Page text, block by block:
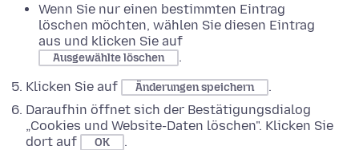
Wenn Sie nur einen bestimmten Eintrag
löschen möchten, wählen Sie diesen Eintrag
aus und klicken Sie auf
Ausgewählte löschen
.
Klicken Sie auf
Änderungen speichern
.
Daraufhin öffnet sich der Bestätigungsdialog
„Cookies und Website-Daten löschen". Klicken Sie
dort auf
OK
.